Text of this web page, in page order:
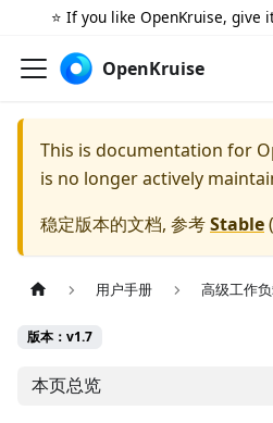
⭐️ If you like OpenKruise, give
OpenKruise
This is documentation for
is no longer actively
稳定版本的文档, 参考Stable(
用户手册 高级工作
版本：v1.7
本页总览